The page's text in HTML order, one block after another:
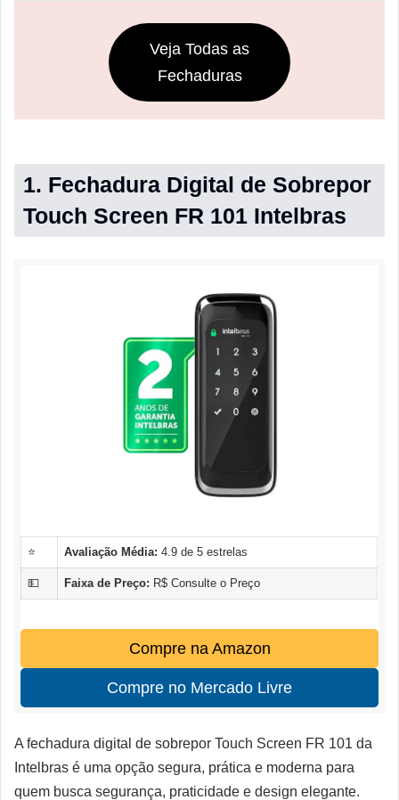
Veja Todas as
Fechaduras
1. Fechadura Digital de Sobrepor
Touch Screen FR 101 Intelbras
⭐ Avaliação Média: 4.9 de 5 estrelas
💵 Faixa de Preço: R$ Consulte o Preço
Compre na Amazon
Compre no Mercado Livre
A fechadura digital de sobrepor Touch Screen FR 101 da
Intelbras é uma opção segura, prática e moderna para
quem busca segurança, praticidade e design elegante.